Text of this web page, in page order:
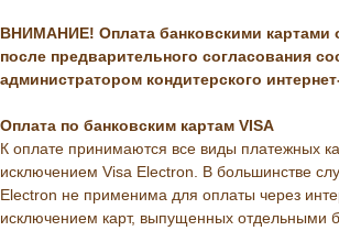
ВНИМАНИЕ! Оплата банковскими картами
после предварительного согласования
администратором кондитерского
Оплата по банковским картам VISA
К оплате принимаются все виды платежных
исключением Visa Electron. В большинстве
Electron не применима для оплаты через
исключением карт, выпущенных отдельными